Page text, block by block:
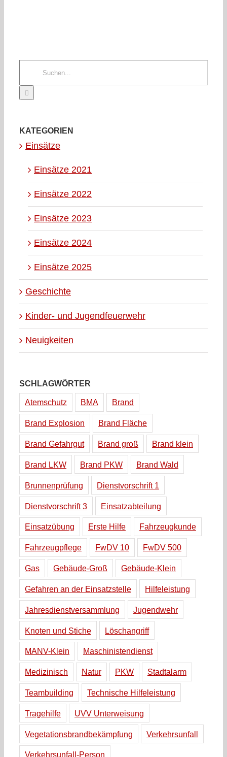
KATEGORIEN
Einsätze
Einsätze 2021
Einsätze 2022
Einsätze 2023
Einsätze 2024
Einsätze 2025
Geschichte
Kinder- und Jugendfeuerwehr
Neuigkeiten
SCHLAGWÖRTER
Atemschutz BMA Brand
Brand Explosion Brand Fläche
Brand Gefahrgut Brand groß Brand klein
Brand LKW Brand PKW Brand Wald
Brunnenprüfung Dienstvorschrift 1
Dienstvorschrift 3 Einsatzabteilung
Einsatzübung Erste Hilfe Fahrzeugkunde
Fahrzeugpflege FwDV 10 FwDV 500
Gas Gebäude-Groß Gebäude-Klein
Gefahren an der Einsatzstelle Hilfeleistung
Jahresdienstversammlung Jugendwehr
Knoten und Stiche Löschangriff
MANV-Klein Maschinistendienst
Medizinisch Natur PKW Stadtalarm
Teambuilding Technische Hilfeleistung
Tragehilfe UVV Unterweisung
Vegetationsbrandbekämpfung Verkehrsunfall
Verkehrsunfall-Person